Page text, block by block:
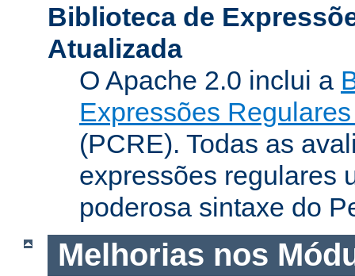
Biblioteca de
Atualizada
O Apache 2.0 inclui a
Expressões
(PCRE). Todas as
expressões regulares
poderosa sintaxe do
Melhorias nos